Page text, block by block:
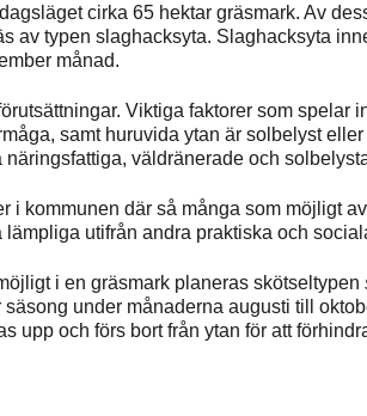
cirka 65 hektar gräsmark. Av
av typen slaghacksyta. Slaghacksyta
månad.
Viktiga faktorer som spelar
samt huruvida ytan är solbelyst
väldränerade och
i kommunen där så många som möjligt
utifrån andra praktiska och
i en gräsmark planeras skötseltypen
under månaderna augusti till
upp och förs bort från ytan för att